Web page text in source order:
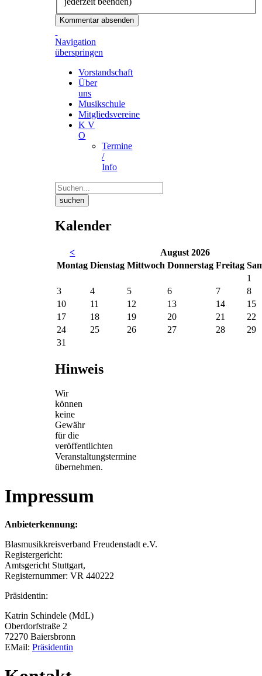
Kommentar absenden
Navigation
überspringen
Vorstandschaft
Über
uns
Musikschule
Mitgliedsvereine
K V
O
Termine
/
Info
suchen
Kalender
<
August 2026
Montag Dienstag Mittwoch Donnerstag Freitag Sa
1
3
4 5 6 7
8
10
11 12 13 14
15
17
18 19 20 21
22
24
25 26 27 28
29
31
Hinweis
Wir
können
keine
Gewähr
für die
veröffentlichten
Veranstaltungstermine
übernehmen.
Impressum
Anbieterkennung:
Blasmusikkreisverband Freudenstadt e.V.
Registergericht:
Amtsgericht Stuttgart,
Registernummer: VR 440222
Präsidentin:
Katrin Schindele (MdL)
Oberdorfstraße 2
72270 Baiersbronn
EMail: Präsidentin